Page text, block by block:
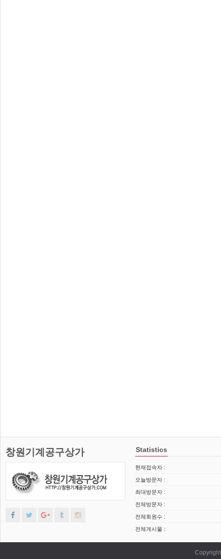
창원기계공구상가 Statistics
현재접속자 :
오늘방문자 :
최대방문자 :
전체방문자 :
전체회원수 :
전체게시물 :